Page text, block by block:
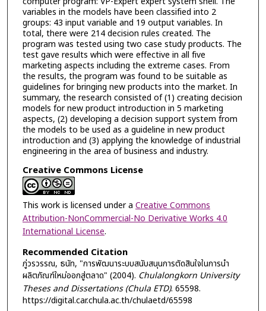
variables in the models have been classified into 2
groups: 43 input variable and 19 output variables. In
total, there were 214 decision rules created. The
program was tested using two case study products. The
test gave results which were effective in all five
marketing aspects including the extreme cases. From
the results, the program was found to be suitable as
guidelines for bringing new products into the market. In
summary, the research consisted of (1) creating decision
models for new product introduction in 5 marketing
aspects, (2) developing a decision support system from
the models to be used as a guideline in new product
introduction and (3) applying the knowledge of industrial
engineering in the area of business and industry.
Creative Commons License
This work is licensed under a Creative Commons
Attribution-NonCommercial-No Derivative Works 4.0
International License.
Recommended Citation
ภู่วรวรรณ, ธนัท, "การพัฒนาระบบสนับสนุนการตัดสินใจในการนำ
ผลิตภัณฑ์ใหม่ออกสู่ตลาด" (2004). Chulalongkorn University
Theses and Dissertations (Chula ETD). 65598.
https://digital.car.chula.ac.th/chulaetd/65598